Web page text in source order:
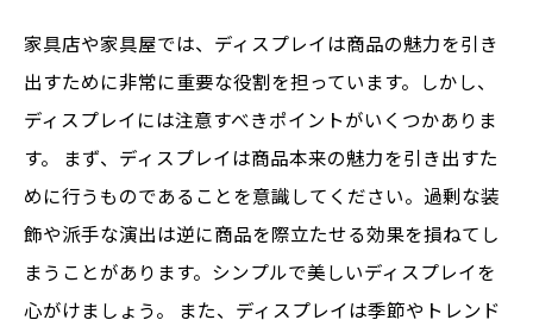
家具店や家具屋では、ディスプレイは商品の魅力を引き
出すために非常に重要な役割を担っています。しかし、
ディスプレイには注意すべきポイントがいくつかありま
す。 まず、ディスプレイは商品本来の魅力を引き出すた
めに行うものであることを意識してください。過剰な装
飾や派手な演出は逆に商品を際立たせる効果を損ねてし
まうことがあります。シンプルで美しいディスプレイを
心がけましょう。 また、ディスプレイは季節やトレンド